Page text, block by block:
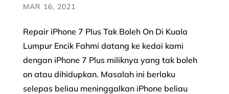
MAR 16, 2021
Repair iPhone 7 Plus Tak Boleh On Di Kuala
Lumpur Encik Fahmi datang ke kedai kami
dengan iPhone 7 Plus miliknya yang tak boleh
on atau dihidupkan. Masalah ini berlaku
selepas beliau meninggalkan iPhone beliau